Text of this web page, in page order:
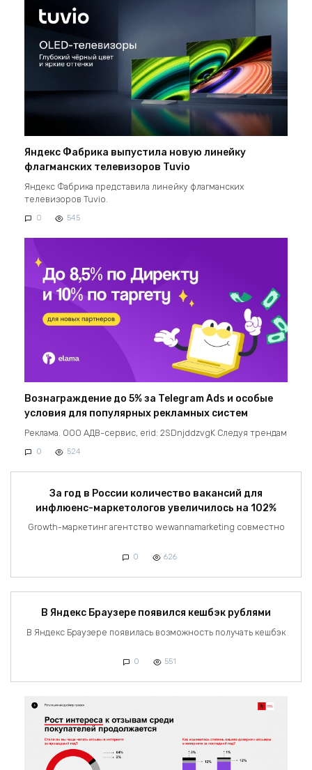
Яндекс Фабрика выпустила новую линейку
флагманских телевизоров Tuvio
Яндекс Фабрика представила линейку флагманских
телевизоров Tuvio.
0 545
Вознаграждение до 5% за Telegram Ads и особые
условия для популярных рекламных систем
Реклама. ООО АДВ-сервис, erid: 2SDnjddzvgK Следуя трендам
0 524
За год в России количество вакансий для
инфлюенс-маркетологов увеличилось на 102%
Growth-маркетинг агентство wewannamarketing совместно
0 626
В Яндекс Браузере появился кешбэк рублями
В Яндекс Браузере появилась возможность получать кешбэк
0 551